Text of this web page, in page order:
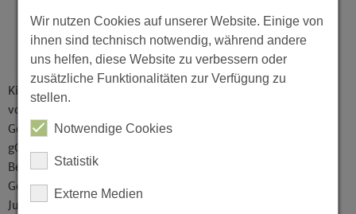
Kirchenkreis Gladbeck-Bottrop-Dorsten ist Träger
von Einrichtungen, die über den Rahmen der
Gemeinden hinausgehen, z. B. die Neue Arbeit
gGmbH, die kreiskirchliche
Beschäftigungsgesellschaft. Er übernimmt für die
Gemeinden den Kontakt zu den Schulen, fördert die
Jugendarbeit, die Kirchenmusik, die Diakonie und
Wir nutzen Cookies auf unserer Website. Einige von
ihnen sind technisch notwendig, während andere
uns helfen, diese Website zu verbessern oder
zusätzliche Funktionalitäten zur Verfügung zu
stellen.
Notwendige Cookies
Statistik
Externe Medien